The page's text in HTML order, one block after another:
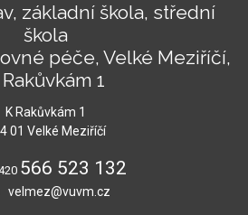
základní škola, střední
škola
péče, Velké Meziříčí,
Rakůvkám 1
K Rakůvkám 1
01 Velké Meziříčí
566 523 132
velmez@vuvm.cz